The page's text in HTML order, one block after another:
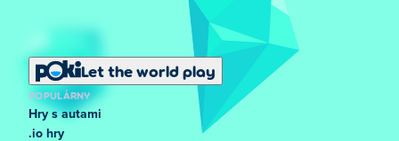
Let the world play
POPULÁRNY
Hry s autami
.io hry